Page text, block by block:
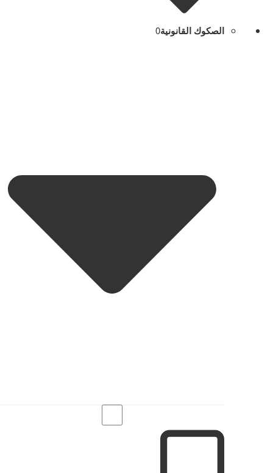
الصكوك القانونية0